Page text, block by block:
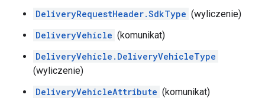
DeliveryRequestHeader.SdkType (wyliczenie)
DeliveryVehicle (komunikat)
DeliveryVehicle.DeliveryVehicleType
(wyliczenie)
DeliveryVehicleAttribute (komunikat)